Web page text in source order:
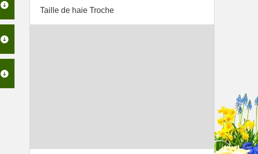
Taille de haie Troche